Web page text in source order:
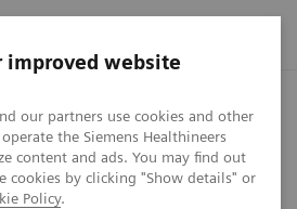
improved website
our partners use cookies and other
the Siemens Healthineers
content and ads. You may find out
cookies by clicking "Show details" or
Policy.
Presseinformationen Siemens